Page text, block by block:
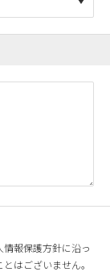
報保護方針に沿っ
はございません。